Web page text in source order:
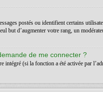
postés ou identifient certains
but d’augmenter votre rang, un
de me connecter ?
(si la fonction a été activée par